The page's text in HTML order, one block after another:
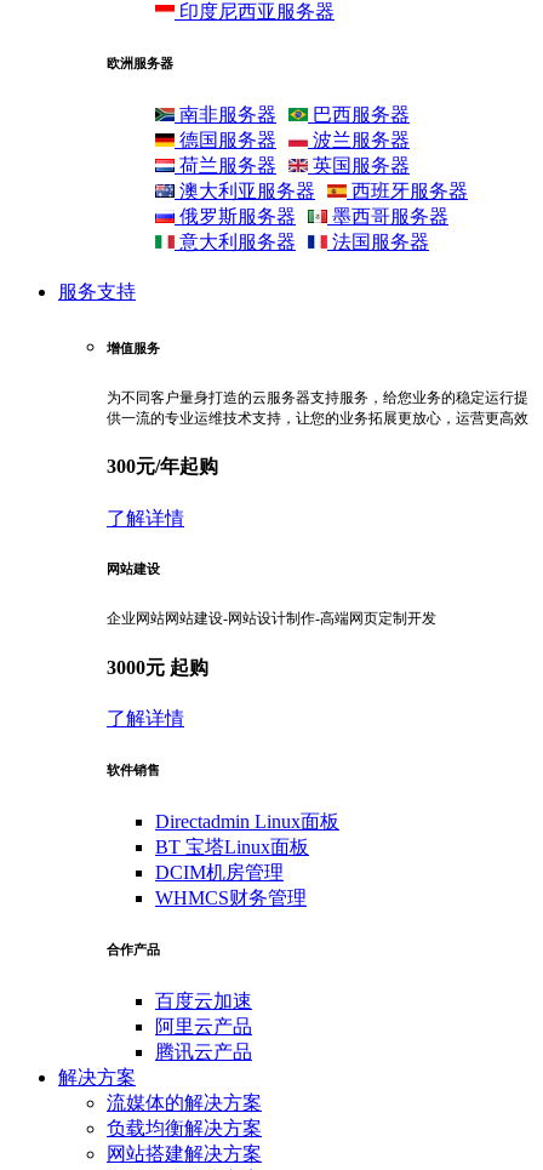
印度尼西亚服务器
欧洲服务器
南非服务器
巴西服务器
德国服务器
波兰服务器
荷兰服务器
英国服务器
澳大利亚服务器
西班牙服务器
俄罗斯服务器
墨西哥服务器
意大利服务器
法国服务器
服务支持
增值服务
为不同客户量身打造的云服务器支持服务，给您业务的稳定运行提
供一流的专业运维技术支持，让您的业务拓展更放心，运营更高效
300元/年起购
了解详情
网站建设
企业网站网站建设-网站设计制作-高端网页定制开发
3000元 起购
了解详情
软件销售
Directadmin Linux面板
BT 宝塔Linux面板
DCIM机房管理
WHMCS财务管理
合作产品
百度云加速
阿里云产品
腾讯云产品
解决方案
流媒体的解决方案
负载均衡解决方案
网站搭建解决方案